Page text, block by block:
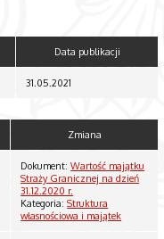
Data publikacji
31.05.2021
Zmiana
Dokument:Wartość majątku
Straży Granicznej na dzień
31.12.2020 r.
Kategoria:Struktura
własnościowa i majątek